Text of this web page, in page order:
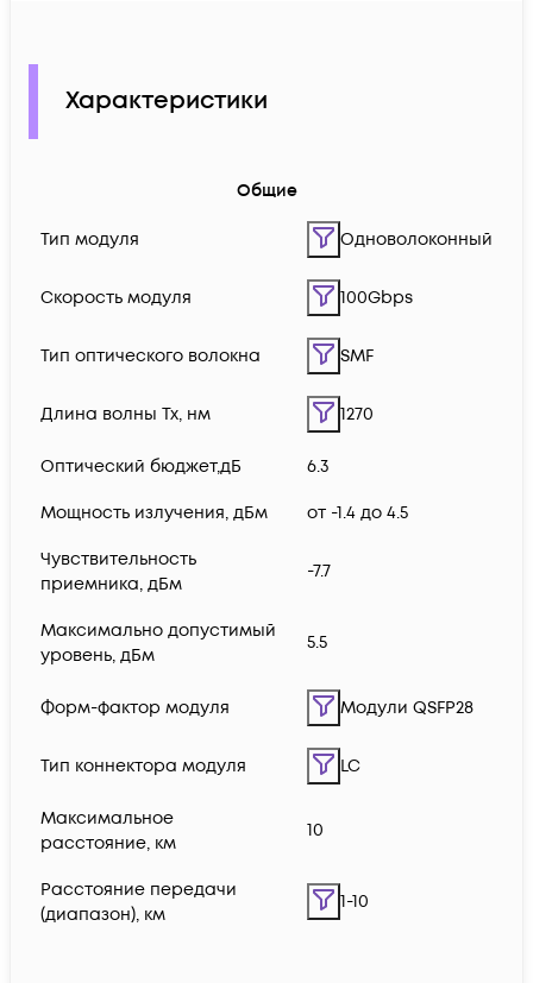
Характеристики
Общие
Тип модуля Одноволоконный
Скорость модуля 100Gbps
Тип оптического волокна SMF
Длина волны Tx, нм 1270
Оптический бюджет,дБ 6.3
Мощность излучения, дБм от -1.4 до 4.5
Чувствительность
приемника, дБм
-7.7
Максимально допустимый
уровень, дБм
5.5
Форм-фактор модуля Модули QSFP28
Тип коннектора модуля LC
Максимальное
расстояние, км
10
Расстояние передачи
(диапазон), км
1-10